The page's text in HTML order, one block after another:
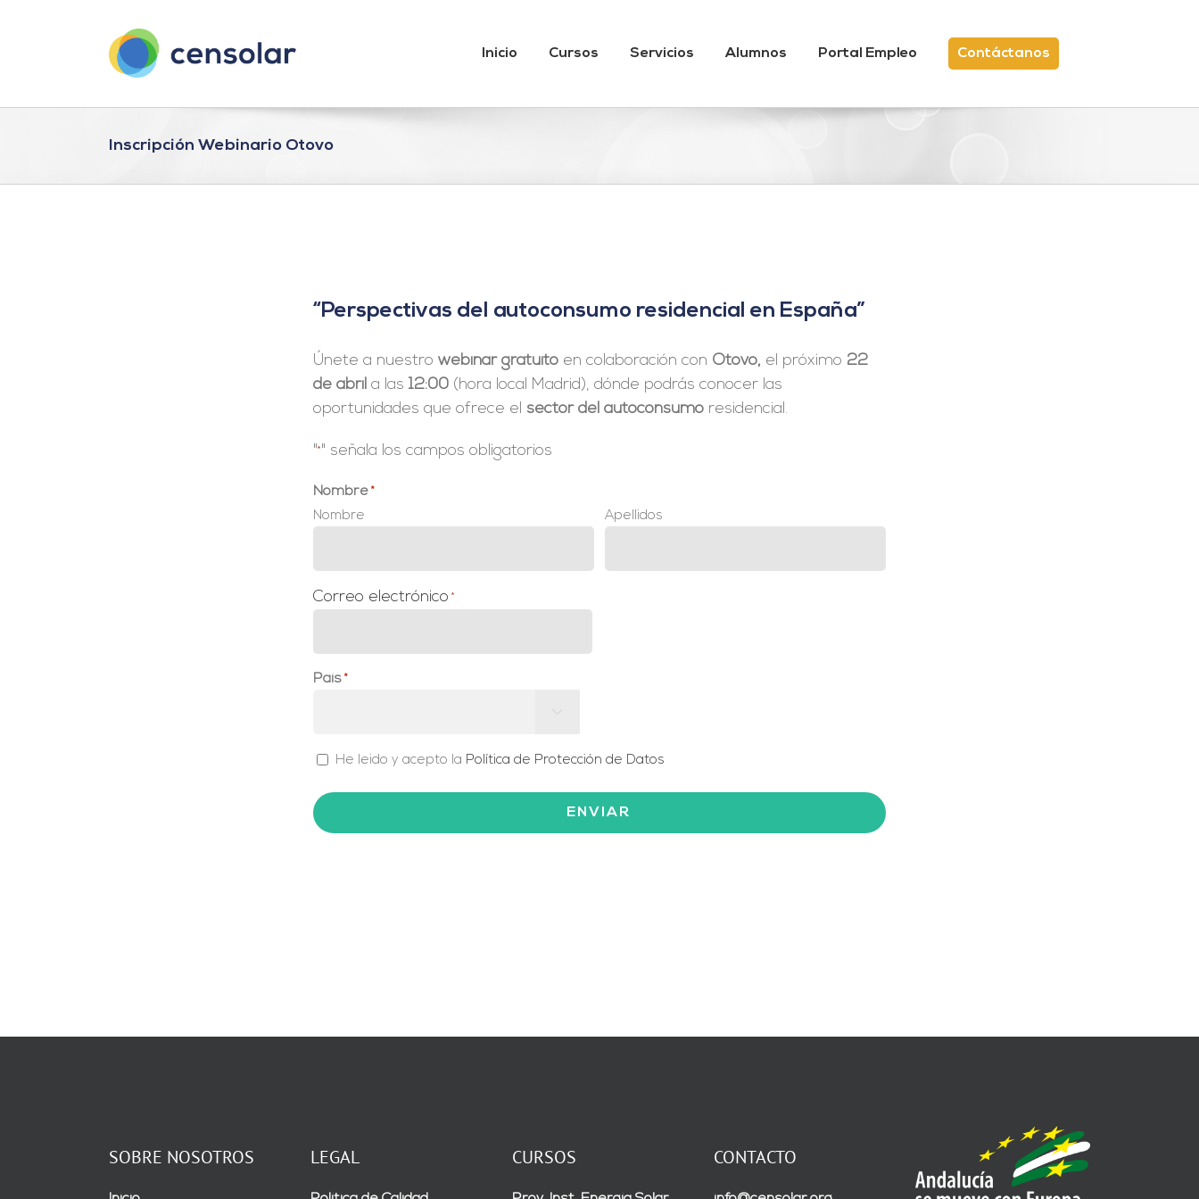
Inicio Cursos Servicios Alumnos Portal Empleo Contáctanos
Inscripción Webinario Otovo
“Perspectivas del autoconsumo residencial en España”
Únete a nuestro webinar gratuitoen colaboración con Otovo, el próximo 22
de abril a las 12:00(hora local Madrid), dónde podrás conocer las
oportunidades que ofrece el sector del autoconsumoresidencial.
"*" señala los campos obligatorios
Nombre *
Nombre Apellidos
Correo electrónico *
País *
* He leido y acepto la Política de Protección de Datos
SOBRE NOSOTROS LEGAL CURSOS CONTACTO